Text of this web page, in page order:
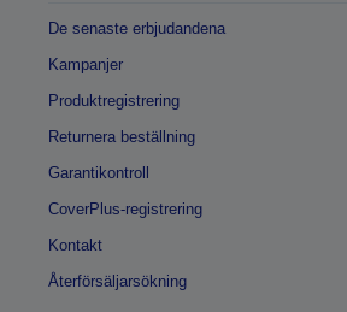
De senaste erbjudandena
Kampanjer
Produktregistrering
Returnera beställning
Garantikontroll
CoverPlus-registrering
Kontakt
Återförsäljarsökning